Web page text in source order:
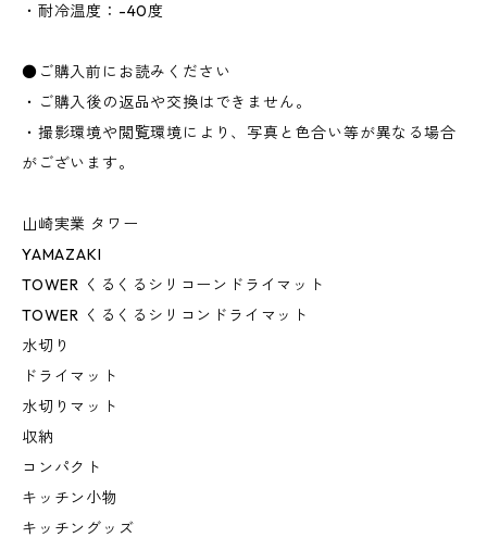
・耐冷温度：-40度
●ご購入前にお読みください
・ご購入後の返品や交換はできません。
・撮影環境や閲覧環境により、写真と色合い等が異なる場合
がございます。
山崎実業 タワー
YAMAZAKI
TOWER くるくるシリコーンドライマット
TOWER くるくるシリコンドライマット
水切り
ドライマット
水切りマット
収納
コンパクト
キッチン小物
キッチングッズ